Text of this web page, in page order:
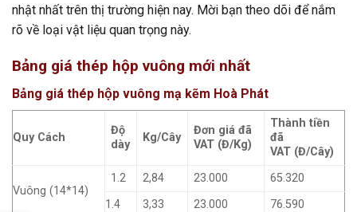
nhật nhất trên thị trường hiện nay. Mời bạn theo dõi để nắm
rõ về loại vật liệu quan trọng này.
Bảng giá thép hộp vuông mới nhất
Bảng giá thép hộp vuông mạ kẽm Hoà Phát
Quy Cách
Độ
dày
Kg/Cây
Đơn giá đã
VAT (Đ/Kg)
Thành tiền
đã
VAT (Đ/Cây)
Vuông (14*14)
1.2 2,84 23.000
65.320
1.4
3,33 23.000 76.590